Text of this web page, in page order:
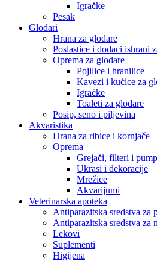
Igračke
Pesak
Glodari
Hrana za glodare
Poslastice i dodaci ishrani
Oprema za glodare
Pojilice i hranilice
Kavezi i kućice za
Igračke
Toaleti za glodare
Posip, seno i piljevina
Akvaristika
Hrana za ribice i kornjače
Oprema
Grejači, filteri i
Ukrasi i dekoracije
Mrežice
Akvarijumi
Veterinarska apoteka
Antiparazitska sredstva za
Antiparazitska sredstva za
Lekovi
Suplementi
Higijena